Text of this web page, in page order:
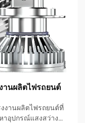
านผลิตไฟรถยนต์
งานผลิตไฟรถยนต์ที่
าอุปกรณ์แสงสว่าง